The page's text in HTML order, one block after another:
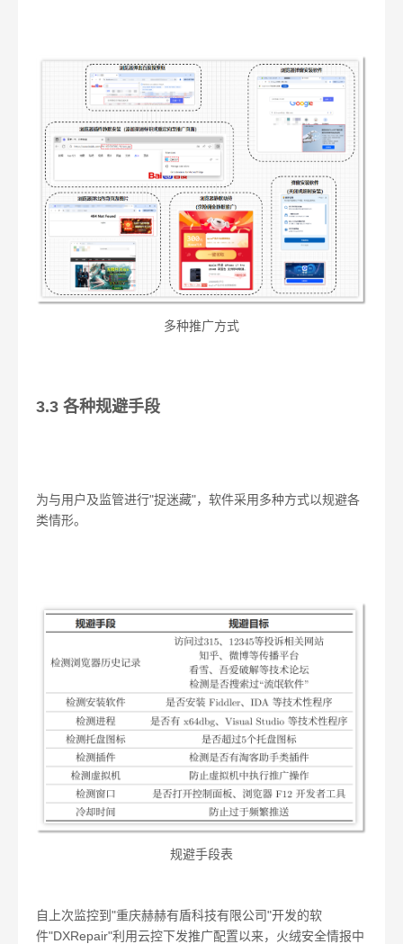
多种推广方式
3.3 各种规避手段
为与用户及监管进行"捉迷藏"，软件采用多种方式以规避各
类情形。
规避手段表
自上次监控到"重庆赫赫有盾科技有限公司"开发的软
件"DXRepair"利用云控下发推广配置以来，火绒安全情报中